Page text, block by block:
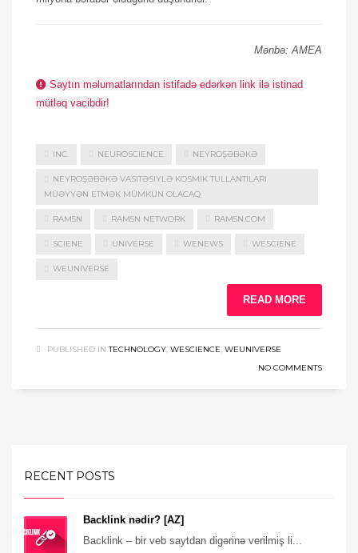
Mənbə: AMEA
Saytın məlumatlarından istifadə edərkən link ilə istinad
mütləq vacibdir!
INC. NEUROSCIENCE NEYROŞƏBƏKƏ
NEYROŞƏBƏKƏ VASITƏSIYLƏ KOSMIK TULLANTILARI
MÜƏYYƏN ETMƏK MÜMKÜN OLACAQ
RAM5N RAM5N NETWORK RAM5N.COM
SCIENE UNIVERSE WENEWS WESCIENE
WEUNIVERSE
READ MORE
PUBLISHED IN TECHNOLOGY, WESCIENCE, WEUNIVERSE
NO COMMENTS
RECENT POSTS
Backlink nədir? [AZ]
Backlink – bir veb saytdan digərinə verilmiş li...